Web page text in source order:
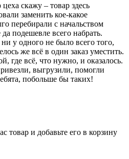
скажу – товар здесь
заменить кое-какое
перебирали с начальством
подешевле всего набрать.
у одного не было всего того,
же всё в один заказ уместить.
где всё, что нужно, и оказалось.
выгрузили, помогли
побольше бы таких!
товар и добавьте его в корзину